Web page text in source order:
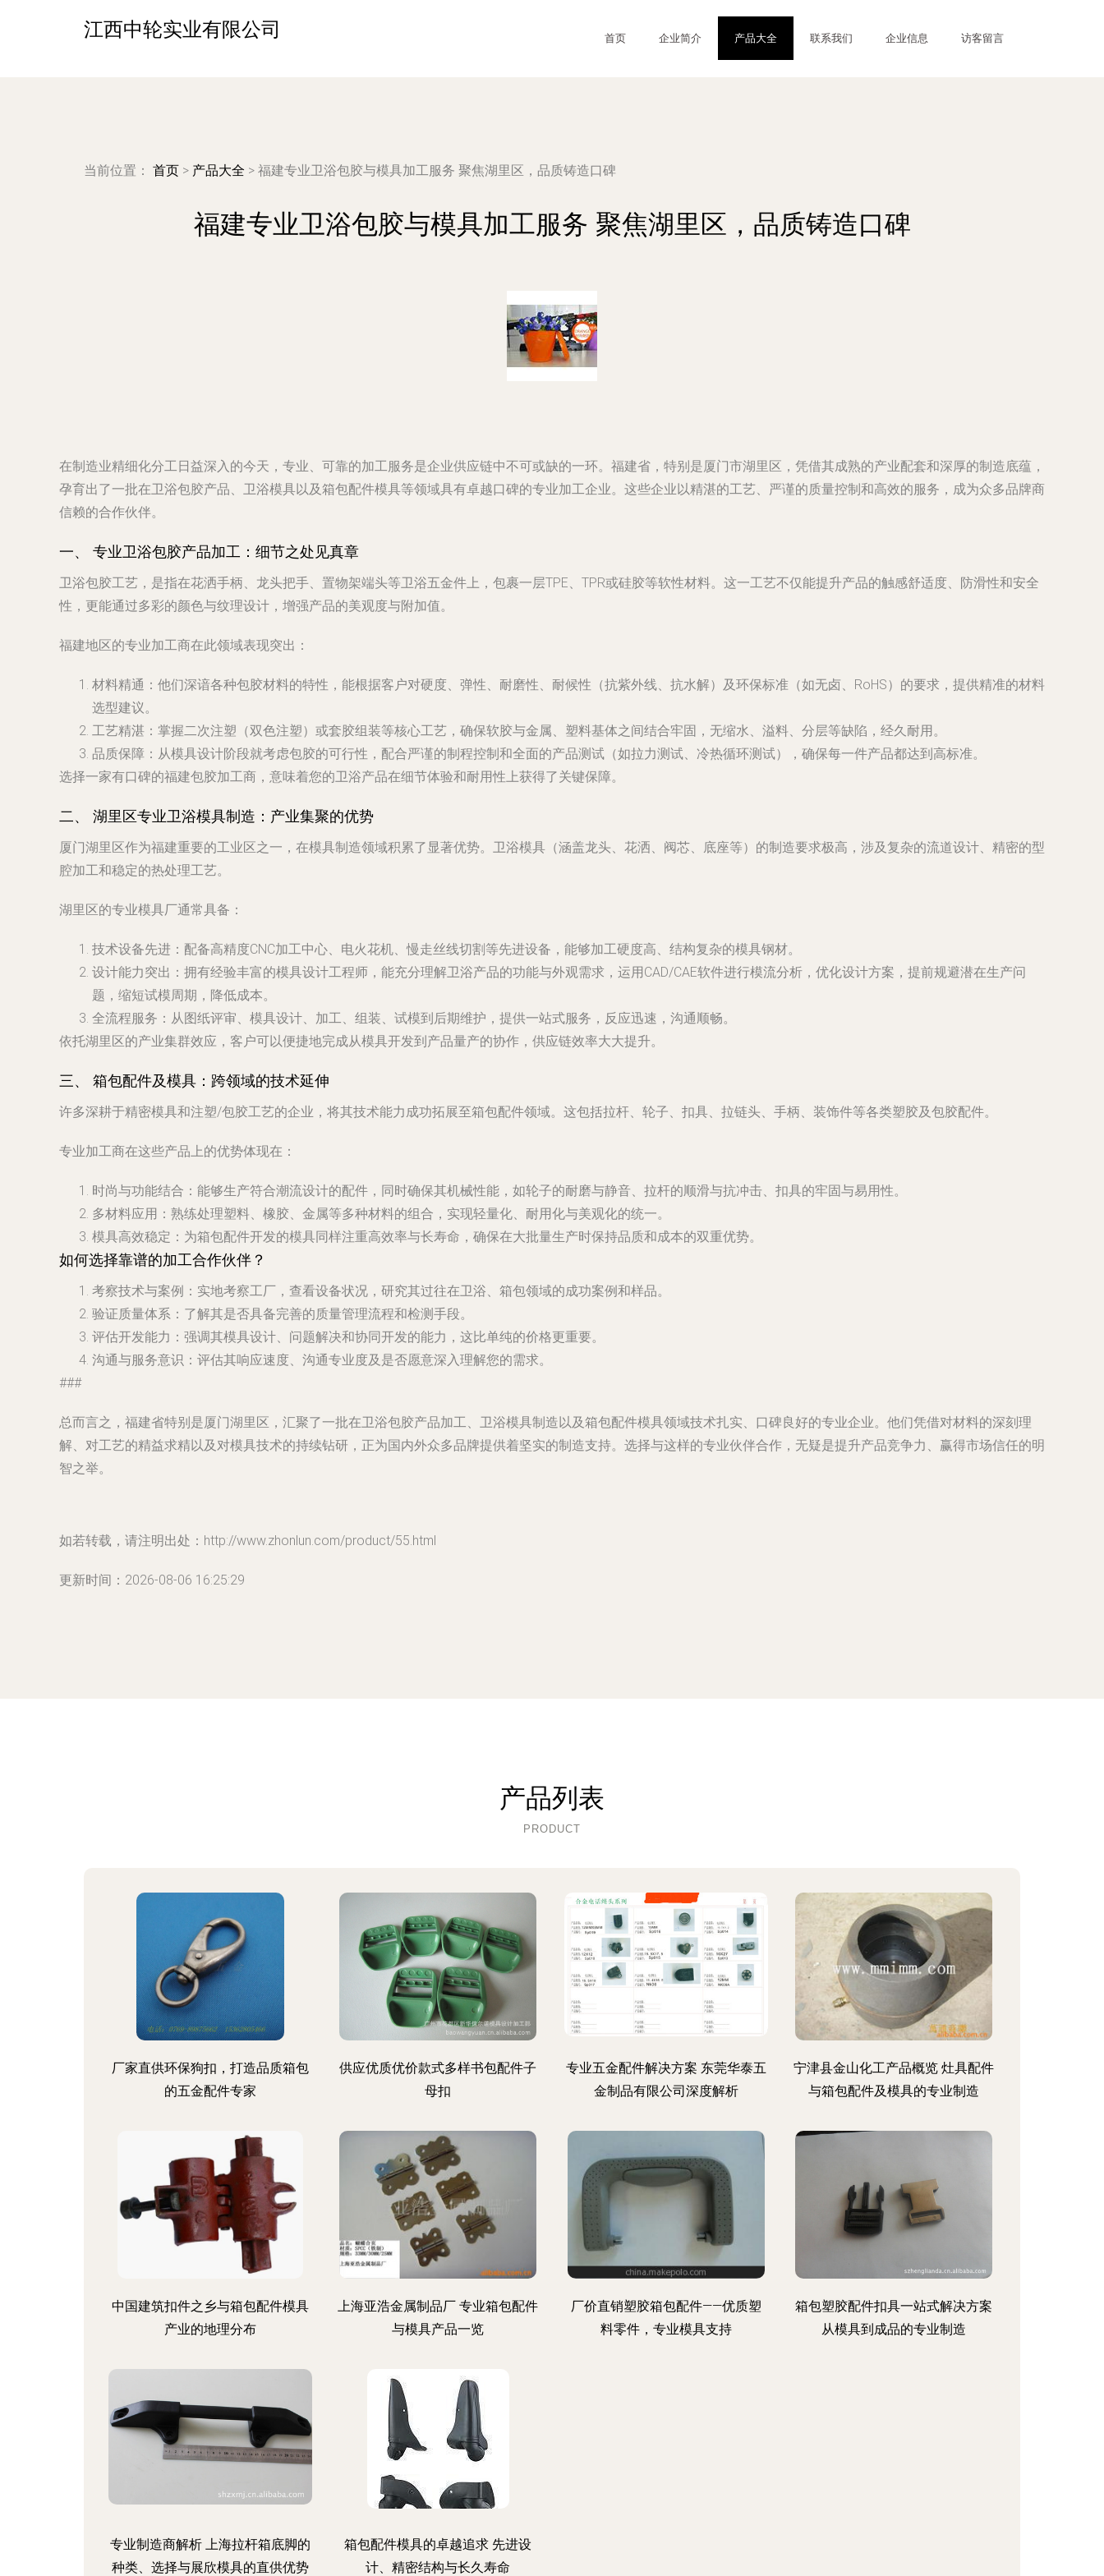
江西中轮实业有限公司 首页 企业简介 产品大全 联系我们 企业信息 访客留言
当前位置： 首页 > 产品大全 > 福建专业卫浴包胶与模具加工服务 聚焦湖里区，品质铸造口碑
福建专业卫浴包胶与模具加工服务 聚焦湖里区，品质铸造口碑
在制造业精细化分工日益深入的今天，专业、可靠的加工服务是企业供应链中不可或缺的一环。福建省，特别是厦门市湖里区，凭借其成熟的产业配套和深厚的制造底蕴，
孕育出了一批在卫浴包胶产品、卫浴模具以及箱包配件模具等领域具有卓越口碑的专业加工企业。这些企业以精湛的工艺、严谨的质量控制和高效的服务，成为众多品牌商
信赖的合作伙伴。
一、 专业卫浴包胶产品加工：细节之处见真章
卫浴包胶工艺，是指在花洒手柄、龙头把手、置物架端头等卫浴五金件上，包裹一层TPE、TPR或硅胶等软性材料。这一工艺不仅能提升产品的触感舒适度、防滑性和安全
性，更能通过多彩的颜色与纹理设计，增强产品的美观度与附加值。
福建地区的专业加工商在此领域表现突出：
材料精通 ：他们深谙各种包胶材料的特性，能根据客户对硬度、弹性、耐磨性、耐候性（抗紫外线、抗水解）及环保标准（如无卤、RoHS）的要求，提供精准的材料
选型建议。
工艺精湛 ：掌握二次注塑（双色注塑）或套胶组装等核心工艺，确保软胶与金属、塑料基体之间结合牢固，无缩水、溢料、分层等缺陷，经久耐用。
品质保障 ：从模具设计阶段就考虑包胶的可行性，配合严谨的制程控制和全面的产品测试（如拉力测试、冷热循环测试），确保每一件产品都达到高标准。
选择一家有口碑的福建包胶加工商，意味着您的卫浴产品在细节体验和耐用性上获得了关键保障。
二、 湖里区专业卫浴模具制造：产业集聚的优势
厦门湖里区作为福建重要的工业区之一，在模具制造领域积累了显著优势。卫浴模具（涵盖龙头、花洒、阀芯、底座等）的制造要求极高，涉及复杂的流道设计、精密的型
腔加工和稳定的热处理工艺。
湖里区的专业模具厂通常具备：
技术设备先进 ：配备高精度CNC加工中心、电火花机、慢走丝线切割等先进设备，能够加工硬度高、结构复杂的模具钢材。
设计能力突出 ：拥有经验丰富的模具设计工程师，能充分理解卫浴产品的功能与外观需求，运用CAD/CAE软件进行模流分析，优化设计方案，提前规避潜在生产问
题，缩短试模周期，降低成本。
全流程服务 ：从图纸评审、模具设计、加工、组装、试模到后期维护，提供一站式服务，反应迅速，沟通顺畅。
依托湖里区的产业集群效应，客户可以便捷地完成从模具开发到产品量产的协作，供应链效率大大提升。
三、 箱包配件及模具：跨领域的技术延伸
许多深耕于精密模具和注塑/包胶工艺的企业，将其技术能力成功拓展至箱包配件领域。这包括拉杆、轮子、扣具、拉链头、手柄、装饰件等各类塑胶及包胶配件。
专业加工商在这些产品上的优势体现在：
时尚与功能结合 ：能够生产符合潮流设计的配件，同时确保其机械性能，如轮子的耐磨与静音、拉杆的顺滑与抗冲击、扣具的牢固与易用性。
多材料应用 ：熟练处理塑料、橡胶、金属等多种材料的组合，实现轻量化、耐用化与美观化的统一。
模具高效稳定 ：为箱包配件开发的模具同样注重高效率与长寿命，确保在大批量生产时保持品质和成本的双重优势。
如何选择靠谱的加工合作伙伴？
考察技术与案例 ：实地考察工厂，查看设备状况，研究其过往在卫浴、箱包领域的成功案例和样品。
验证质量体系 ：了解其是否具备完善的质量管理流程和检测手段。
评估开发能力 ：强调其模具设计、问题解决和协同开发的能力，这比单纯的价格更重要。
沟通与服务意识 ：评估其响应速度、沟通专业度及是否愿意深入理解您的需求。
###
总而言之，福建省特别是厦门湖里区，汇聚了一批在卫浴包胶产品加工、卫浴模具制造以及箱包配件模具领域技术扎实、口碑良好的专业企业。他们凭借对材料的深刻理
解、对工艺的精益求精以及对模具技术的持续钻研，正为国内外众多品牌提供着坚实的制造支持。选择与这样的专业伙伴合作，无疑是提升产品竞争力、赢得市场信任的明
智之举。
如若转载，请注明出处：http://www.zhonlun.com/product/55.html
更新时间：2026-08-06 16:25:29
产品列表
PRODUCT
厂家直供环保狗扣，打造品质箱包
的五金配件专家
供应优质优价款式多样书包配件子
母扣
专业五金配件解决方案 东莞华泰五
金制品有限公司深度解析
宁津县金山化工产品概览 灶具配件
与箱包配件及模具的专业制造
中国建筑扣件之乡与箱包配件模具
产业的地理分布
上海亚浩金属制品厂 专业箱包配件
与模具产品一览
厂价直销塑胶箱包配件——优质塑
料零件，专业模具支持
箱包塑胶配件扣具一站式解决方案
从模具到成品的专业制造
专业制造商解析 上海拉杆箱底脚的
种类、选择与展欣模具的直供优势
箱包配件模具的卓越追求 先进设
计、精密结构与长久寿命